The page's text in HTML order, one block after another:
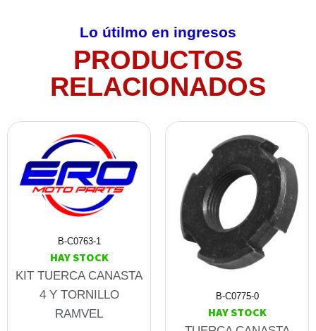
Lo útilmo en ingresos
PRODUCTOS
RELACIONADOS
B-C0763-1
HAY STOCK
KIT TUERCA CANASTA
4 Y TORNILLO
RAMVEL
B-C0775-0
HAY STOCK